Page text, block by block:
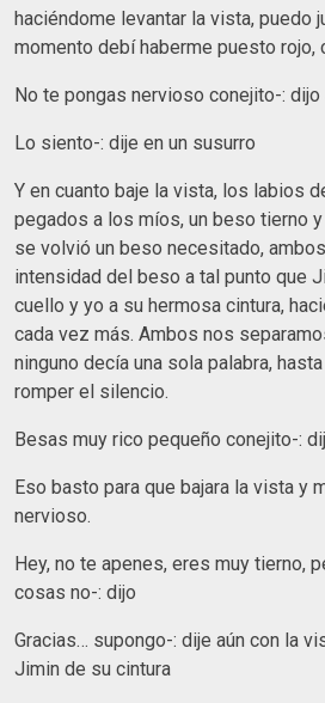
haciéndome levantar la vista, puedo
momento debí haberme puesto rojo,
No te pongas nervioso conejito-:
Lo siento-: dije en un susurro
Y en cuanto baje la vista, los labios
pegados a los míos, un beso tierno
se volvió un beso necesitado,
intensidad del beso a tal punto que
cuello y yo a su hermosa cintura,
cada vez más. Ambos nos
ninguno decía una sola palabra,
romper el silencio.
Besas muy rico pequeño conejito-:
Eso basto para que bajara la vista y
nervioso.
Hey, no te apenes, eres muy tierno,
cosas no-: dijo
Gracias… supongo-: dije aún con la
Jimin de su cintura